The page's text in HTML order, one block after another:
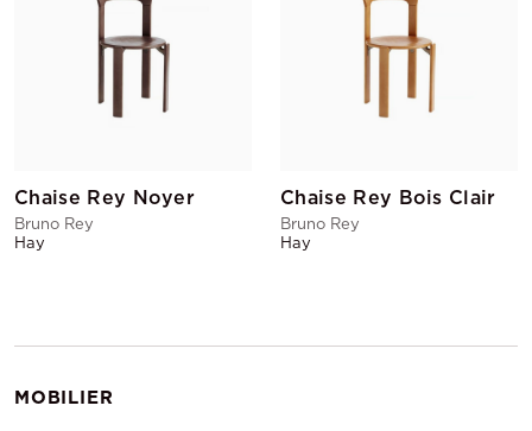
Chaise Rey Noyer
Bruno Rey
Hay
Chaise Rey Bois Clair
Bruno Rey
Hay
MOBILIER